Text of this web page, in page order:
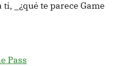
_¿qué te parece Game
Pass